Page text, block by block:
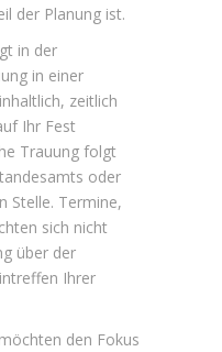
der Planung ist.
in der
in einer
zeitlich
Ihr Fest
Trauung folgt
oder
Stelle. Termine,
sich nicht
über der
Ihrer
den Fokus